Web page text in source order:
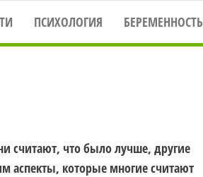
ПСИХОЛОГИЯ БЕРЕМЕННОСТЬ
считают, что было лучше, другие
аспекты, которые многие считают